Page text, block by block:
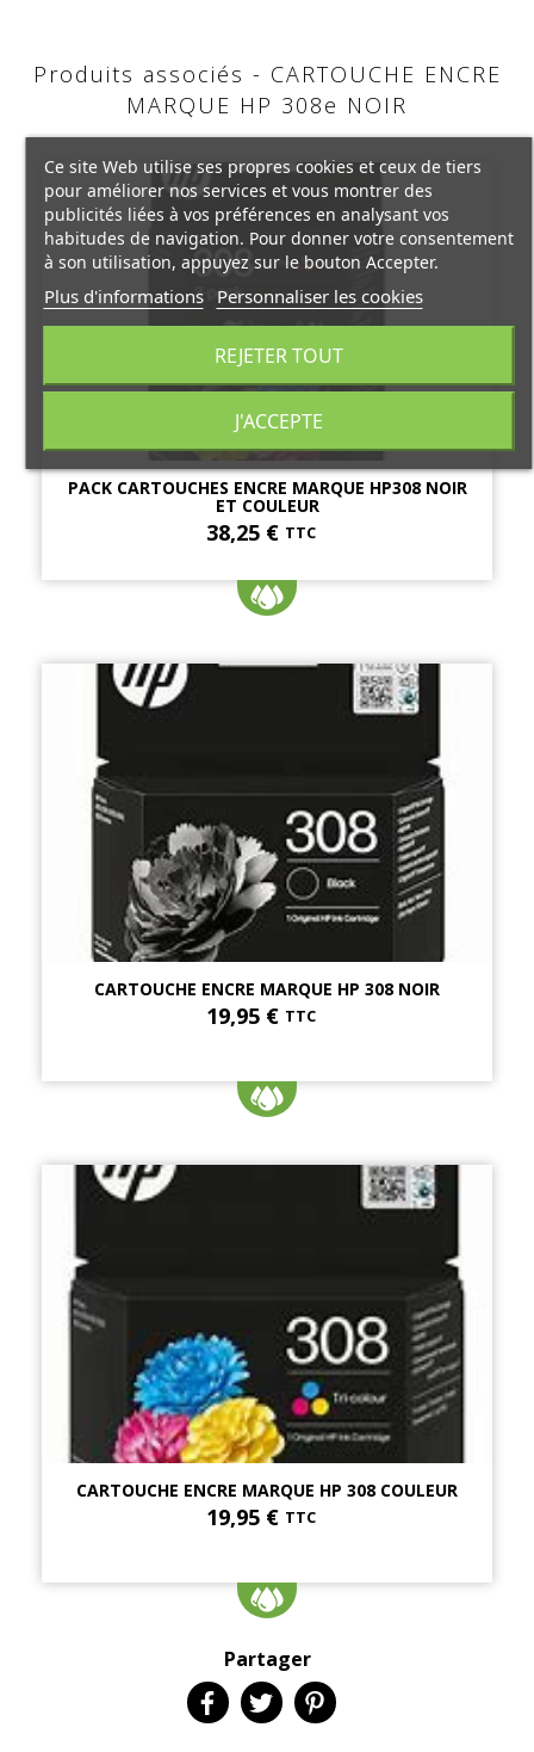
Produits associés - CARTOUCHE ENCRE
MARQUE HP 308e NOIR
PACK CARTOUCHES ENCRE MARQUE HP308 NOIR
ET COULEUR
38,25 € TTC
CARTOUCHE ENCRE MARQUE HP 308 NOIR
19,95 € TTC
CARTOUCHE ENCRE MARQUE HP 308 COULEUR
19,95 € TTC
Partager
Ce site Web utilise ses propres cookies et ceux de tiers
pour améliorer nos services et vous montrer des
publicités liées à vos préférences en analysant vos
habitudes de navigation. Pour donner votre consentement
à son utilisation, appuyez sur le bouton Accepter.
Plus d'informations Personnaliser les cookies
REJETER TOUT
J'ACCEPTE